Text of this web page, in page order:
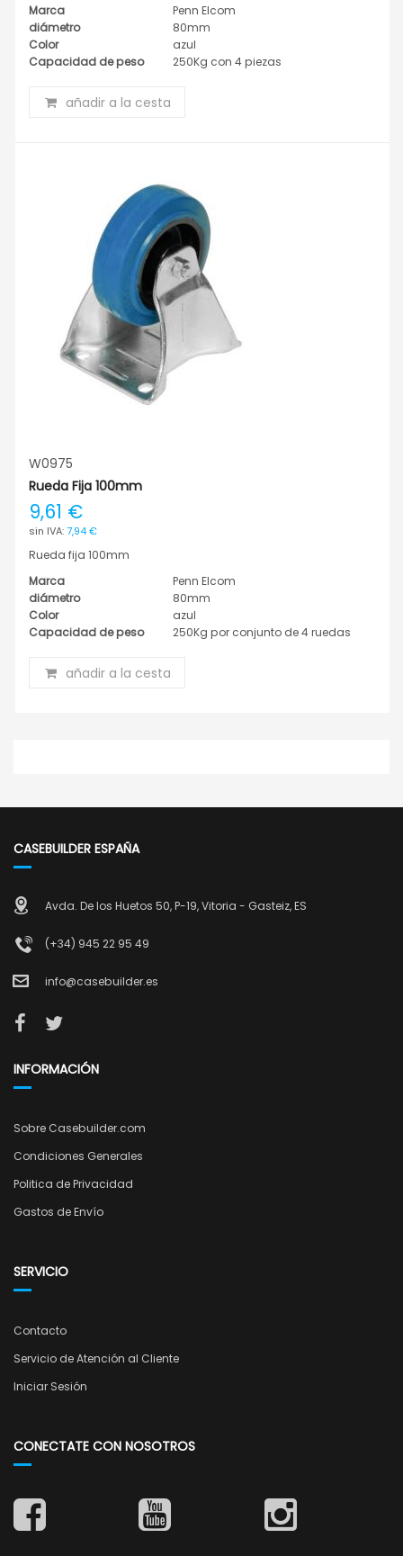
Marca
Penn Elcom
diámetro
80mm
Color
azul
Capacidad de peso
250Kg con 4 piezas
añadir a la cesta
W0975
Rueda Fija 100mm
9,61 €
7,94 €
Rueda fija 100mm
Marca
Penn Elcom
diámetro
80mm
Color
azul
Capacidad de peso
250Kg por conjunto de 4 ruedas
añadir a la cesta
CASEBUILDER ESPAÑA
Avda. De los Huetos 50, P-19, Vitoria - Gasteiz, ES
(+34) 945 22 95 49
info@casebuilder.es
INFORMACIÓN
Sobre Casebuilder.com
Condiciones Generales
Politica de Privacidad
Gastos de Envío
SERVICIO
Contacto
Servicio de Atención al Cliente
Iniciar Sesión
CONECTATE CON NOSOTROS